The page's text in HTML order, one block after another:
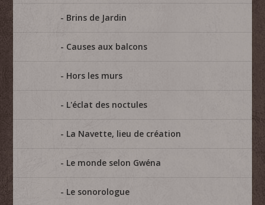
Brins de Jardin
Causes aux balcons
Hors les murs
L'éclat des noctules
La Navette, lieu de création
Le monde selon Gwéna
Le sonorologue